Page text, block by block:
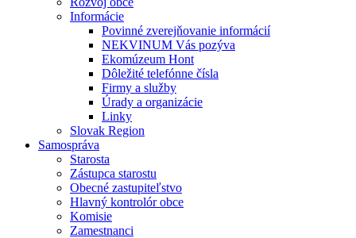
Informácie
Povinné zverejňovanie informácií
NEKVINUM Vás pozýva
Ekomúzeum Hont
Dôležité telefónne čísla
Firmy a služby
Úrady a organizácie
Linky
Slovak Region
Samospráva
Starosta
Zástupca starostu
Obecné zastupiteľstvo
Hlavný kontrolór obce
Komisie
Zamestnanci